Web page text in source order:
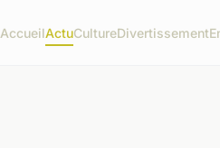
AccueilActuCultureDivertissement